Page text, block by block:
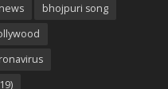
bhojpuri song